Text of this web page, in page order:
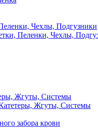
Чехлы, Подгузники
Пеленки, Чехлы,
Жгуты, Системы
Жгуты, Системы
забора крови